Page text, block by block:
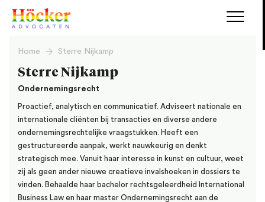
Home Sterre Nijkamp
Sterre Nijkamp
Ondernemingsrecht
Proactief, analytisch en communicatief. Adviseert nationale en
internationale cliënten bij transacties en diverse andere
ondernemingsrechtelijke vraagstukken. Heeft een
gestructureerde aanpak, werkt nauwkeurig en denkt
strategisch mee. Vanuit haar interesse in kunst en cultuur, weet
zij als geen ander nieuwe creatieve invalshoeken in dossiers te
vinden. Behaalde haar bachelor rechtsgeleerdheid International
Business Law en haar master Ondernemingsrecht aan de